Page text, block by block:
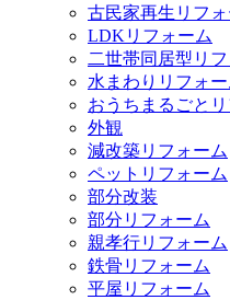
古民家再生リフォ
LDKリフォーム
二世帯同居型リ
水まわりリフォー
おうちまるごと
外観
減改築リフォーム
ペットリフォーム
部分改装
部分リフォーム
親孝行リフォーム
鉄骨リフォーム
平屋リフォーム